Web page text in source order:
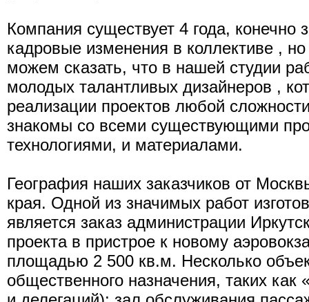
Компания существует 4 года, конечно
кадровые изменения в коллективе ,
можем сказать, что в нашей студии
молодых талантливых дизайнеров ,
реализации проектов любой
знакомы со всеми существующими
технологиями, и материалами.
География наших заказчиков от
края. Одной из значимых работ
является заказ администрации
проекта в пристрое к новому
площадью 2 500 кв.м. Несколько
общественного назначения, таких